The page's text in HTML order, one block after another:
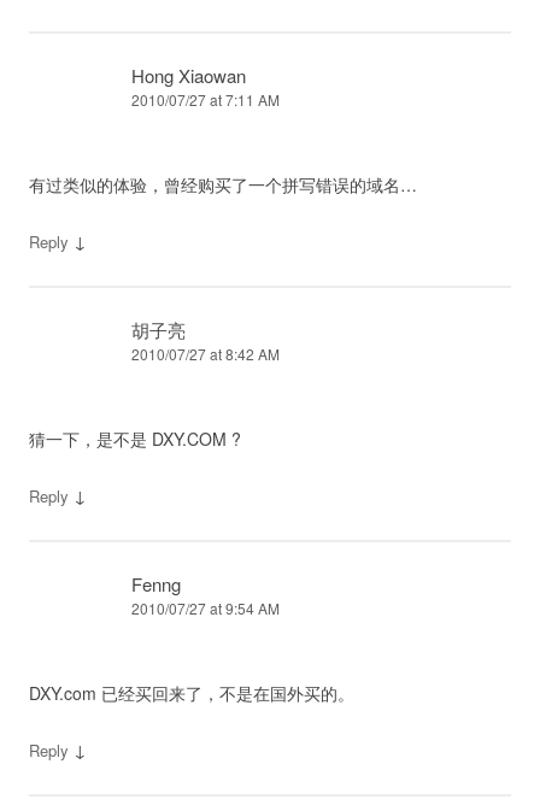
Hong Xiaowan
2010/07/27 at 7:11 AM
有过类似的体验，曾经购买了一个拼写错误的域名…
Reply ↓
胡子亮
2010/07/27 at 8:42 AM
猜一下，是不是 DXY.COM ?
Reply ↓
Fenng
2010/07/27 at 9:54 AM
DXY.com 已经买回来了，不是在国外买的。
Reply ↓